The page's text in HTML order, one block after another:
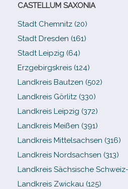
CASTELLUM SAXONIA
Stadt Chemnitz (20)
Stadt Dresden (161)
Stadt Leipzig (64)
Erzgebirgskreis (124)
Landkreis Bautzen (502)
Landkreis Görlitz (330)
Landkreis Leipzig (372)
Landkreis Meißen (391)
Landkreis Mittelsachsen (316)
Landkreis Nordsachsen (313)
Landkreis Sächsische
Landkreis Zwickau (125)